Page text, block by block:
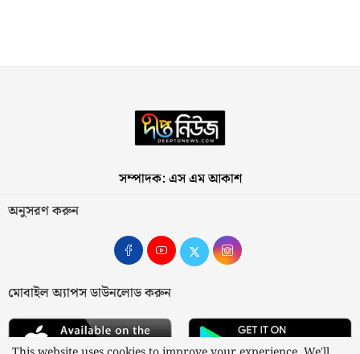
সম্পাদক: এস এম আকাশ
অনুসরণ করুন
মোবাইল অ্যাপস ডাউনলোড করুন